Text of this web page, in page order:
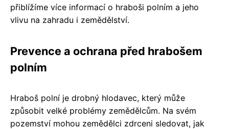
přiblížíme více informací o hraboši polním a jeho
vlivu na zahradu i zemědělství.
Prevence a ochrana před hrabošem
polním
Hraboš polní je drobný hlodavec, který může
způsobit velké problémy zemědělcům. Na svém
pozemství mohou zemědělci zdrceni sledovat, jak